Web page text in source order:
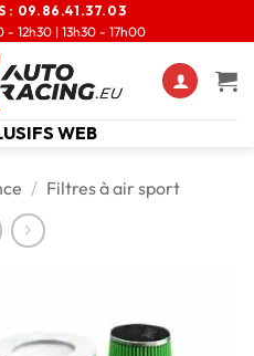
: 09.86.41.37.03
12h30 | 13h30 - 17h00
WEB
/ Filtres à air sport